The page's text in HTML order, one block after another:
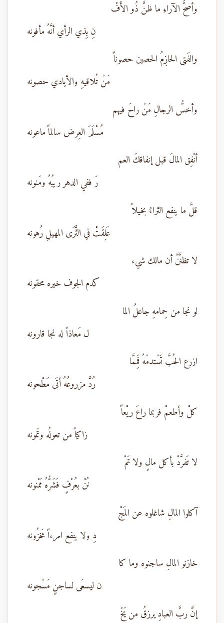
وأصحُّ الآراءِ ما ظنَّ ذُو الأَفْ
نِ بِذي الرأي أنَّهُ مأفونه
والفَتى الحازِمُ الحصين حصوناً
مَنْ تُلاقيهِ والأيادي حصونه
وأخسُّ الرجالِ مَنْ راحَ فيهم
مُسْلَمَ العِرض سالماً ماعونه
أنْفِق المالَ قبل إنفاقكَ العم
رَ ففي الدهر ريبُهُ ومَنونه
قلَّ ما ينفع الثراءُ بخيلاً
عَلِقَتْ في الثَّرَى المهيلِ رُهونه
لا تظنَّنَّ أن مالك شيء
كدم الجوف خيره محقونه
لو نجا من حِمامهِ جاعلُ الما
ل مَعاذاً له نجا قارونه
ازرع الحُبَّ تَسْتدمْهُ فَمِمَّا
رُدَّ مزروعُهُ أتَى مَطْحونه
كلْ وأطعمْ فربما راعَ ريْعاً
زاكياً من تعولُه وتَمونه
لا تَفرَّدْ بأكل مالٍ ولا تَمْ
نُنْ بعُرْفٍ فَشَرُّهُ مَمْنونه
آكلوا المالِ شاغلوه عن المَجْ
دِ ولا ينفع امرءاً مَخزُونه
خازنو المالِ ساجنوه وما كا
ن ليسعَى لساجنٍ مَسْجونه
إنَّ ربَّ العبادِ يرزقُ من يَخْ